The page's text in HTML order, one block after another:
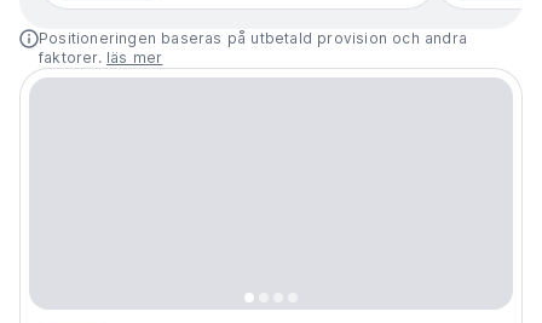
Positioneringen baseras på utbetald provision och andra
faktorer. läs mer